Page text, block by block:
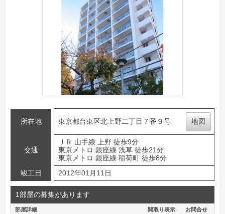
所在地 東京都台東区北上野二丁目７番９号 地図
交通
ＪＲ 山手線 上野 徒歩9分
東京メトロ 銀座線 浅草 徒歩21分
東京メトロ 銀座線 稲荷町 徒歩8分
竣工日
2012年01月11日
1部屋の募集があります
部屋詳細 間取り表示 お問合せ